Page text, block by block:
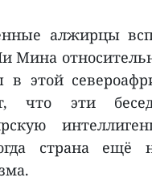
алжирцы
Мина
в этой
что эти
страна ещё